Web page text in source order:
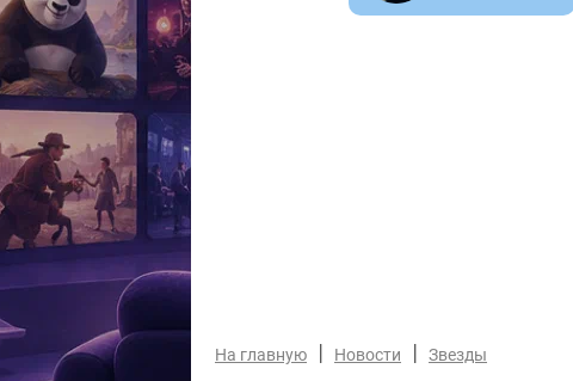
На главную | Новости | Звезды